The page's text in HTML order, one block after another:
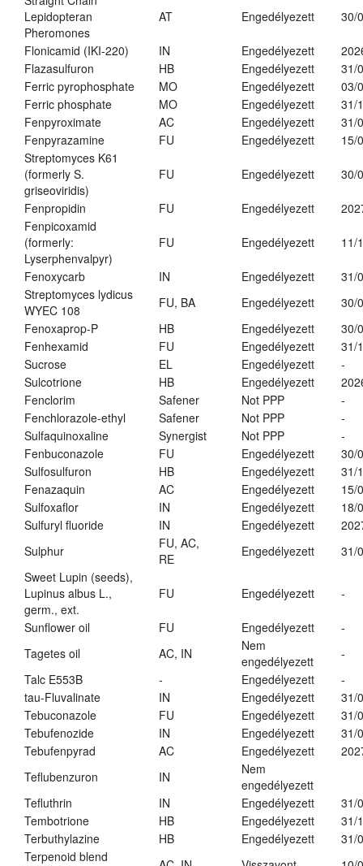
Lepidopteran
Pheromones
AT Engedélyezett 30/
Flonicamid (IKI-220) IN Engedélyezett
Flazasulfuron
HB Engedélyezett
31/
Ferric pyrophosphate
MO Engedélyezett
03/
Ferric phosphate
MO Engedélyezett
31/
Fenpyroximate
AC Engedélyezett
31/
Fenpyrazamine
FU Engedélyezett
15/
Streptomyces K61
(formerly S.
griseoviridis)
FU Engedélyezett 30/
Fenpropidin FU Engedélyezett
Fenpicoxamid
(formerly:
Lyserphenvalpyr)
FU Engedélyezett 11/
Fenoxycarb IN Engedélyezett
31/
Streptomyces lydicus
WYEC 108
FU, BA Engedélyezett
30/
Fenoxaprop-P
HB Engedélyezett
30/
Fenhexamid
FU Engedélyezett
31/
Sucrose
EL Engedélyezett
-
Sulcotrione
HB Engedélyezett
Fenclorim
Safener Not PPP
-
Fenchlorazole-ethyl
Safener Not PPP
-
Sulfaquinoxaline
Synergist Not PPP
-
Fenbuconazole
FU Engedélyezett
30/
Sulfosulfuron
HB Engedélyezett
31/
Fenazaquin
AC Engedélyezett
15/
Sulfoxaflor
IN Engedélyezett
18/
Sulfuryl fluoride
IN Engedélyezett
Sulphur
FU, AC,
RE
Engedélyezett
31/
Sweet Lupin (seeds),
Lupinus albus L.,
germ., ext.
FU Engedélyezett -
Sunflower oil FU Engedélyezett
-
Tagetes oil
AC, IN
Nem
engedélyezett
-
Talc E553B
- Engedélyezett
-
tau-Fluvalinate
IN Engedélyezett
31/
Tebuconazole
FU Engedélyezett
31/
Tebufenozide
IN Engedélyezett
31/
Tebufenpyrad
AC Engedélyezett
Teflubenzuron
IN
Nem
engedélyezett
Tefluthrin
IN Engedélyezett
31/
Tembotrione
HB Engedélyezett
31/
Terbuthylazine
HB Engedélyezett
31/
Terpenoid blend